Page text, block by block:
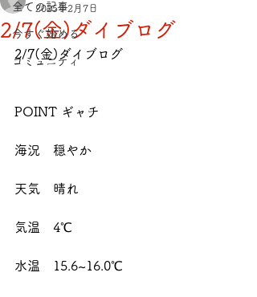
全ての記事
今すぐ始める
コミュニティ
2/7(金)ダイブログ
2025年2月7日
2/7(金)ダイブログ
POINT ギャチ
海況　穏やか
天気　晴れ
気温　4℃
水温　15.6~16.0℃